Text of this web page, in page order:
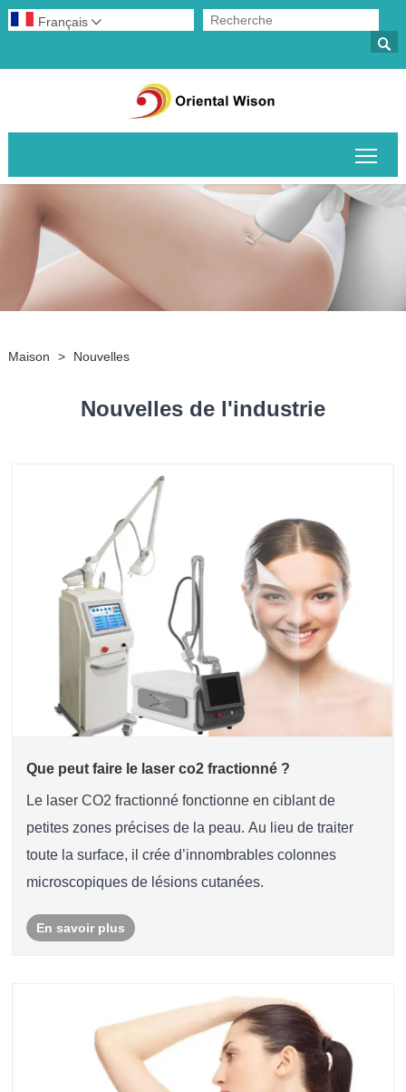

Français 
Maison > Nouvelles
Nouvelles de l'industrie
Que peut faire le laser co2 fractionné ?
Le laser CO2 fractionné fonctionne en ciblant de
petites zones précises de la peau. Au lieu de traiter
toute la surface, il crée d’innombrables colonnes
microscopiques de lésions cutanées.
En savoir plus